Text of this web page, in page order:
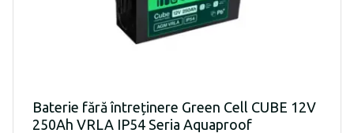
Baterie fără întreținere Green Cell CUBE 12V
250Ah VRLA IP54 Seria Aquaproof